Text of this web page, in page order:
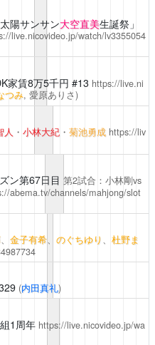
陽サンサン大空直美生誕祭」
live.nicovideo.jp/watch/lv3355054
家賃8万5千円 #13 https://live.ni
つみ, 愛原ありさ)
人 ・ 小林大紀・ 菊池勇成 https://liv
ン第67日目 第2試合：小林剛vs
abema.tv/channels/mahjong/slot
、 金子有希、 のぐちゆり 、 杜野ま
(内田真礼)
1周年 https://live.nicovideo.jp/wa